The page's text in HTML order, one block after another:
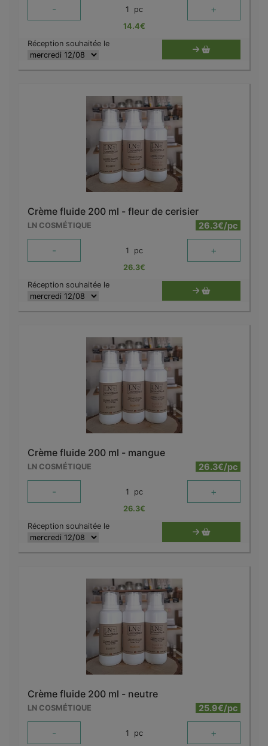
- 1 pc +
14.4€
Réception souhaitée le
Crème fluide 200 ml - fleur de cerisier
LN COSMÉTIQUE 26.3€/pc
- 1 pc +
26.3€
Réception souhaitée le
Crème fluide 200 ml - mangue
LN COSMÉTIQUE 26.3€/pc
- 1 pc +
26.3€
Réception souhaitée le
Crème fluide 200 ml - neutre
LN COSMÉTIQUE 25.9€/pc
- 1 pc +